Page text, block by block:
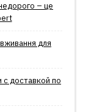
– це
для
с доставкой по